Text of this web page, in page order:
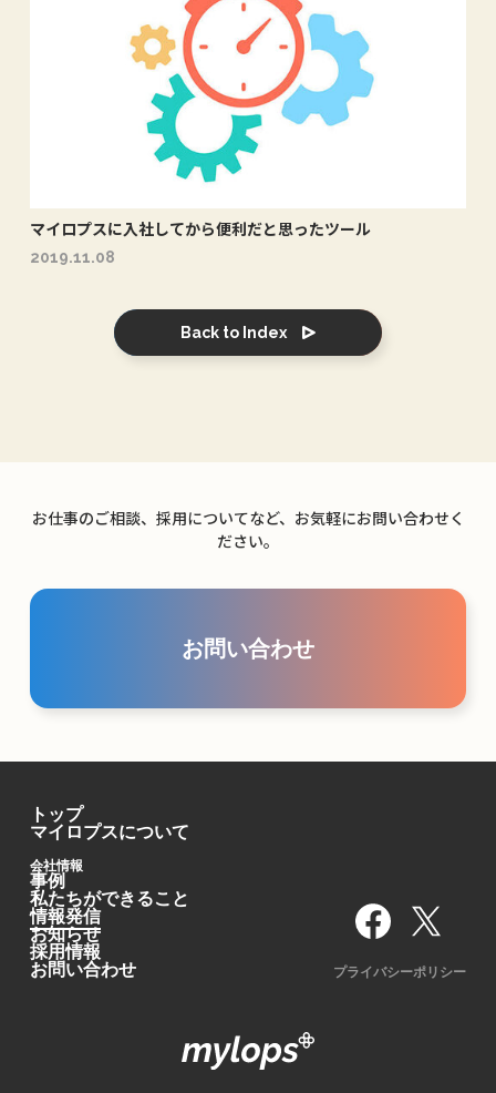
マイロプスに入社してから便利だと思ったツール
2019.11.08
Back to Index
お仕事のご相談、採用についてなど、お気軽にお問い合わせく
ださい。
お問い合わせ
トップ
マイロプスについて
会社情報
事例
私たちができること
情報発信
お知らせ
採用情報
お問い合わせ
プライバシーポリシー